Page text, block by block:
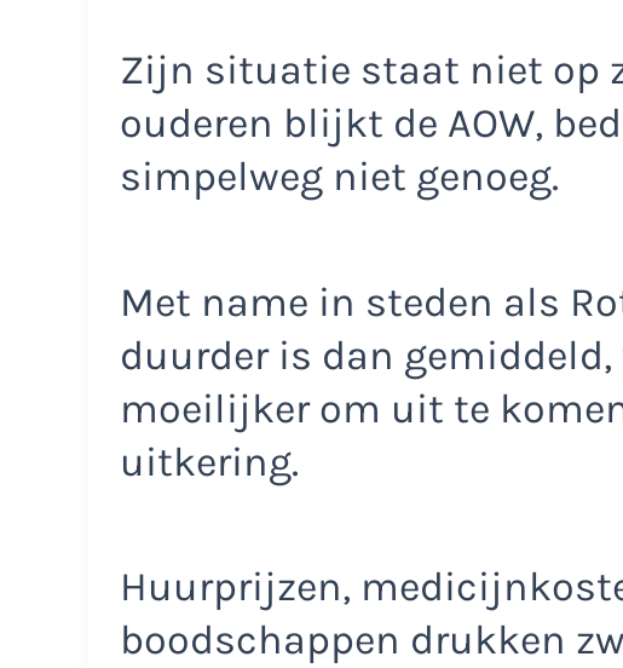
Zijn situatie staat niet op
ouderen blijkt de AOW,
simpelweg niet genoeg.
Met name in steden als
duurder is dan
moeilijker om uit te
uitkering.
Huurprijzen,
boodschappen drukken